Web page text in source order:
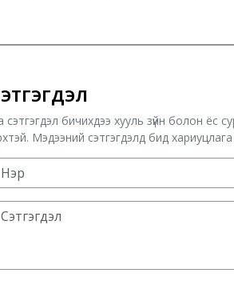
сэтгэгдэл бичихдээ хууль зүйн болон ёс
Мэдээний сэтгэгдэлд бид хариуцлага